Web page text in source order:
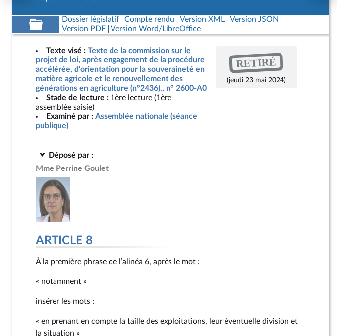
Date de dépôt
10 mai 2024
Dossier législatif Compte rendu Version XML
Version JSON
Version PDF
Version Word/LibreOffice
Texte visé : Texte de la commission sur le
projet de loi, après engagement de la procédure
accélérée, d'orientation pour la souveraineté en
matière agricole et le renouvellement des
générations en agriculture (n°2436)., n° 2600-A0
Stade de lecture : 1ère lecture (1ère
assemblée saisie)
Examiné par : Assemblée nationale (séance
publique)
RETIRÉ
(jeudi 23 mai 2024)
Déposé par :
Mme Perrine Goulet
ARTICLE 8
À la première phrase de l’alinéa 6, après le mot :
« notamment »
insérer les mots :
« en prenant en compte la taille des exploitations, leur éventuelle division et
la situation »